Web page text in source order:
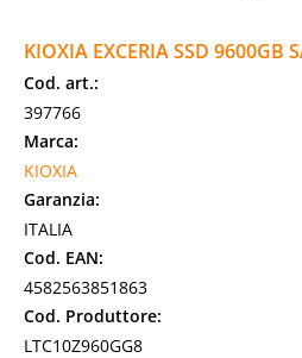
KIOXIA EXCERIA SSD 9600GB
Cod. art.:
397766
Marca:
KIOXIA
Garanzia:
ITALIA
Cod. EAN:
4582563851863
Cod. Produttore:
LTC10Z960GG8